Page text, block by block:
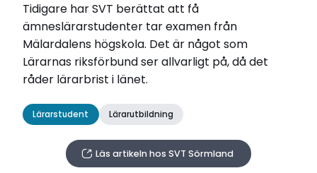
Tidigare har SVT berättat att få
ämneslärarstudenter tar examen från
Mälardalens högskola. Det är något som
Lärarnas riksförbund ser allvarligt på, då det
råder lärarbrist i länet.
Lärarstudent Lärarutbildning
Läs artikeln hos SVT Sörmland